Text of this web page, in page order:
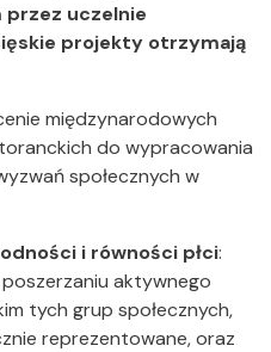
przez uczelnie
projekty otrzymają
międzynarodowych
do wypracowania
społecznych w
i równości płci:
poszerzaniu aktywnego
tych grup społecznych,
reprezentowane, oraz